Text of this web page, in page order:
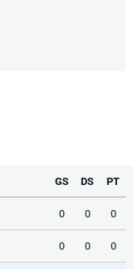
GS DS PT
0 0 0
0 0 0